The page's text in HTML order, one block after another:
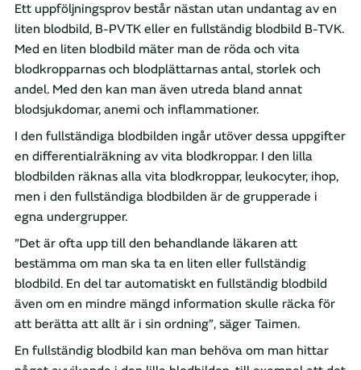
Ett uppföljningsprov består nästan utan undantag av en
liten blodbild, B-PVTK eller en fullständig blodbild B-TVK.
Med en liten blodbild mäter man de röda och vita
blodkropparnas och blodplättarnas antal, storlek och
andel. Med den kan man även utreda bland annat
blodsjukdomar, anemi och inflammationer.
I den fullständiga blodbilden ingår utöver dessa uppgifter
en differentialräkning av vita blodkroppar. I den lilla
blodbilden räknas alla vita blodkroppar, leukocyter, ihop,
men i den fullständiga blodbilden är de grupperade i
egna undergrupper.
”Det är ofta upp till den behandlande läkaren att
bestämma om man ska ta en liten eller fullständig
blodbild. En del tar automatiskt en fullständig blodbild
även om en mindre mängd information skulle räcka för
att berätta att allt är i sin ordning”, säger Taimen.
En fullständig blodbild kan man behöva om man hittar